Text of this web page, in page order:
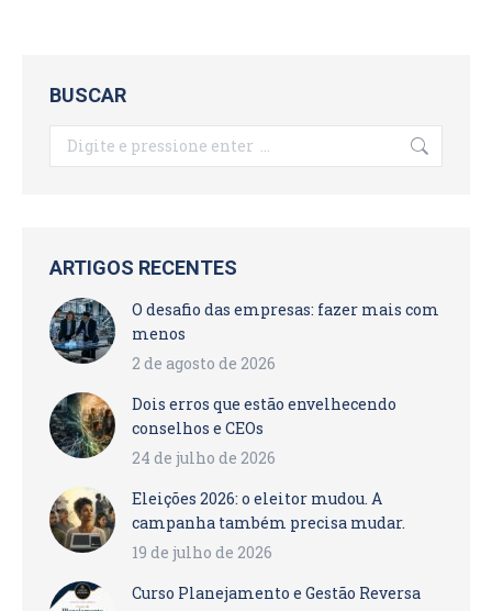
BUSCAR
Search:
ARTIGOS RECENTES
O desafio das empresas: fazer mais com
menos
2 de agosto de 2026
Dois erros que estão envelhecendo
conselhos e CEOs
24 de julho de 2026
Eleições 2026: o eleitor mudou. A
campanha também precisa mudar.
19 de julho de 2026
Curso Planejamento e Gestão Reversa